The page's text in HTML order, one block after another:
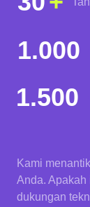
Kami
Anda. Apakah
dukungan
1.000
1.500